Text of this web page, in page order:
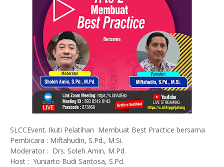
SLCCEvent. Ikuti Pelatihan Membuat Best Practice bersama
Pembicara : Miftahudin, S.Pd., M.Si.
Moderator : Drs. Soleh Amin, M.Pd.
Host : Yuniarto Budi Santosa, S.Pd.